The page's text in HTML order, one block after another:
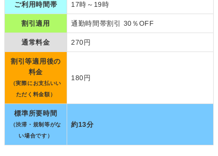
ご利用時間帯 17時～19時
割引適用 通勤時間帯割引 30％OFF
通常料金 270円
割引等適用後の
料金
（実際にお支払いい
ただく料金額）
180円
標準所要時間
（渋滞・規制等がな
い場合です）
約13分